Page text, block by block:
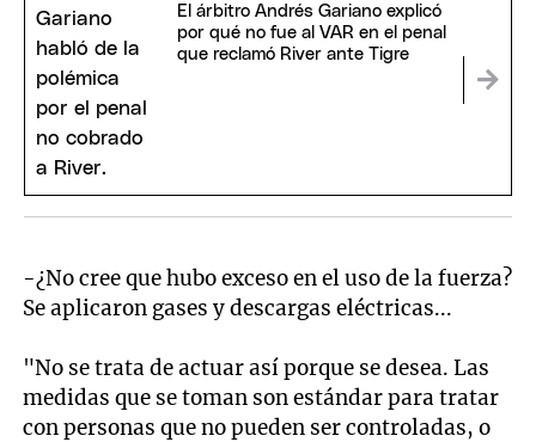
El árbitro Andrés Gariano explicó
por qué no fue al VAR en el penal
que reclamó River ante Tigre
-¿No cree que hubo exceso en el uso de la fuerza?
Se aplicaron gases y descargas eléctricas...
"No se trata de actuar así porque se desea. Las
medidas que se toman son estándar para tratar
con personas que no pueden ser controladas, o